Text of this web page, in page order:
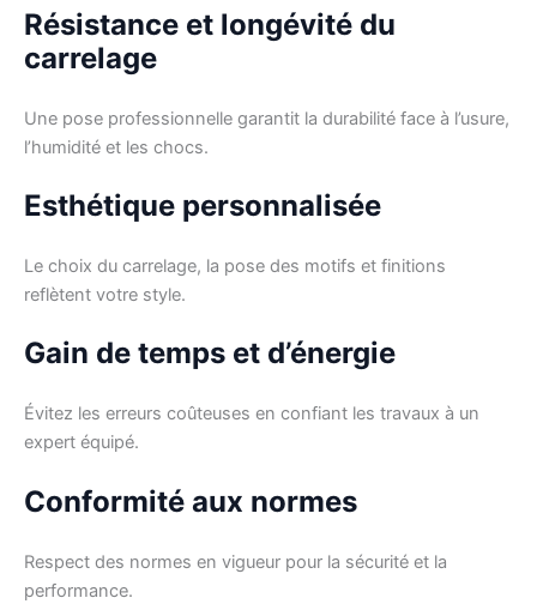
Résistance et longévité du
carrelage
Une pose professionnelle garantit la durabilité face à l’usure,
l’humidité et les chocs.
Esthétique personnalisée
Le choix du carrelage, la pose des motifs et finitions
reflètent votre style.
Gain de temps et d’énergie
Évitez les erreurs coûteuses en confiant les travaux à un
expert équipé.
Conformité aux normes
Respect des normes en vigueur pour la sécurité et la
performance.